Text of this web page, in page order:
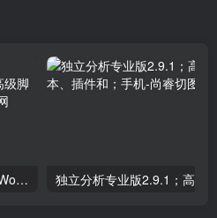
学校管理v10.4.9-教育与；WordPress学习管理系统；高级脚本、插件和；手机